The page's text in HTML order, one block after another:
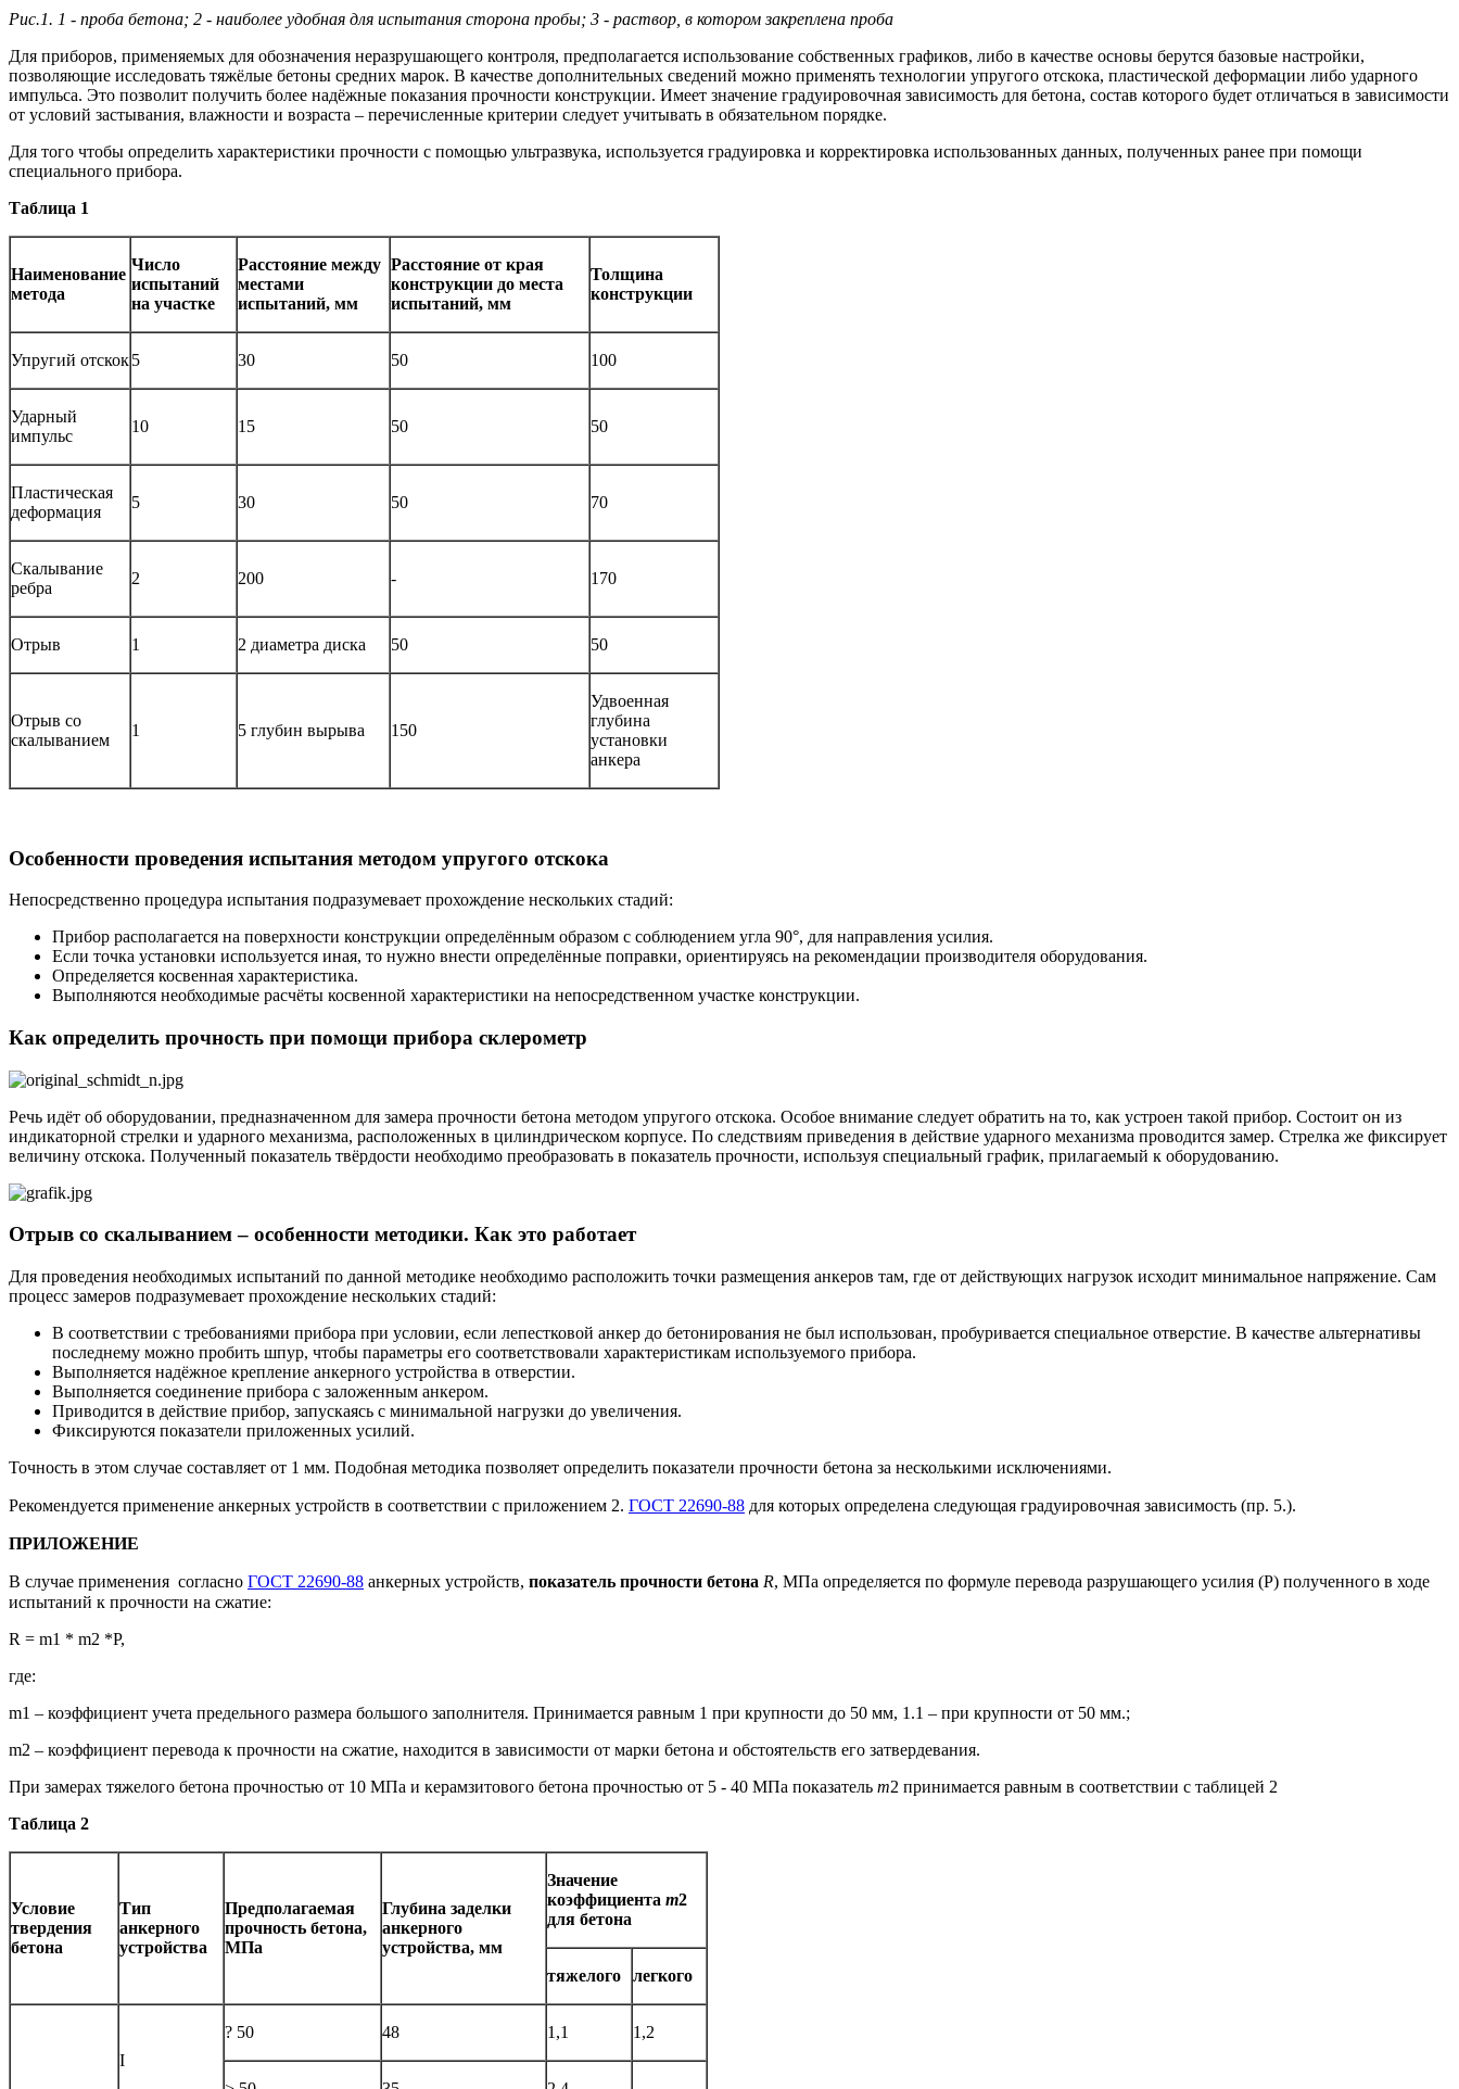
Рис.1. 1 - проба бетона; 2 - наиболее удобная для испытания сторона пробы; 3 - раствор, в котором закреплена проба
Для приборов, применяемых для обозначения неразрушающего контроля, предполагается использование собственных графиков, либо в качестве основы берутся базовые настройки,
позволяющие исследовать тяжёлые бетоны средних марок. В качестве дополнительных сведений можно применять технологии упругого отскока, пластической деформации либо ударного
импульса. Это позволит получить более надёжные показания прочности конструкции. Имеет значение градуировочная зависимость для бетона, состав которого будет отличаться в зависимости
от условий застывания, влажности и возраста – перечисленные критерии следует учитывать в обязательном порядке.
Для того чтобы определить характеристики прочности с помощью ультразвука, используется градуировка и корректировка использованных данных, полученных ранее при помощи
специального прибора.
Таблица 1
Наименование
метода
Число
испытаний
на участке
Расстояние между
местами
испытаний, мм
Расстояние от края
конструкции до места
испытаний, мм
Толщина
конструкции
Упругий отскок5 30 50 100
Ударный
импульс
10 15 50 50
Пластическая
деформация
5 30 50 70
Скалывание
ребра
2 200 - 170
Отрыв 1 2 диаметра диска 50 50
Отрыв со
скалыванием
1 5 глубин вырыва 150
Удвоенная
глубина
установки
анкера
Особенности проведения испытания методом упругого отскока
Непосредственно процедура испытания подразумевает прохождение нескольких стадий:
Прибор располагается на поверхности конструкции определённым образом с соблюдением угла 90°, для направления усилия.
Если точка установки используется иная, то нужно внести определённые поправки, ориентируясь на рекомендации производителя оборудования.
Определяется косвенная характеристика.
Выполняются необходимые расчёты косвенной характеристики на непосредственном участке конструкции.
Как определить прочность при помощи прибора склерометр
Речь идёт об оборудовании, предназначенном для замера прочности бетона методом упругого отскока. Особое внимание следует обратить на то, как устроен такой прибор. Состоит он из
индикаторной стрелки и ударного механизма, расположенных в цилиндрическом корпусе. По следствиям приведения в действие ударного механизма проводится замер. Стрелка же фиксирует
величину отскока. Полученный показатель твёрдости необходимо преобразовать в показатель прочности, используя специальный график, прилагаемый к оборудованию.
Отрыв со скалыванием – особенности методики. Как это работает
Для проведения необходимых испытаний по данной методике необходимо расположить точки размещения анкеров там, где от действующих нагрузок исходит минимальное напряжение. Сам
процесс замеров подразумевает прохождение нескольких стадий:
В соответствии с требованиями прибора при условии, если лепестковой анкер до бетонирования не был использован, пробуривается специальное отверстие. В качестве альтернативы
последнему можно пробить шпур, чтобы параметры его соответствовали характеристикам используемого прибора.
Выполняется надёжное крепление анкерного устройства в отверстии.
Выполняется соединение прибора с заложенным анкером.
Приводится в действие прибор, запускаясь с минимальной нагрузки до увеличения.
Фиксируются показатели приложенных усилий.
Точность в этом случае составляет от 1 мм. Подобная методика позволяет определить показатели прочности бетона за несколькими исключениями.
Рекомендуется применение анкерных устройств в соответствии с приложением 2. ГОСТ 22690-88 для которых определена следующая градуировочная зависимость (пр. 5.).
ПРИЛОЖЕНИЕ
В случае применения согласно ГОСТ 22690-88 анкерных устройств, показатель прочности бетона R, МПа определяется по формуле перевода разрушающего усилия (Р) полученного в ходе
испытаний к прочности на сжатие:
R = m1 * m2 *P,
где:
m1 – коэффициент учета предельного размера большого заполнителя. Принимается равным 1 при крупности до 50 мм, 1.1 – при крупности от 50 мм.;
m2 – коэффициент перевода к прочности на сжатие, находится в зависимости от марки бетона и обстоятельств его затвердевания.
При замерах тяжелого бетона прочностью от 10 МПа и керамзитового бетона прочностью от 5 - 40 МПа показатель m2 принимается равным в соответствии с таблицей 2
Таблица 2
Условие
твердения
бетона
Тип
анкерного
устройства
Предполагаемая
прочность бетона,
МПа
Глубина заделки
анкерного
устройства, мм
Значение
коэффициента m2
для бетона
тяжелого легкого
I
? 50 48 1,1 1,2